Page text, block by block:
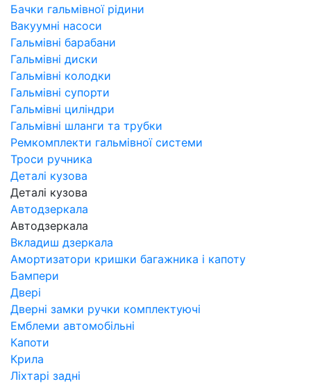
Бачки гальмівної рідини
Вакуумні насоси
Гальмівні барабани
Гальмівні диски
Гальмівні колодки
Гальмівні супорти
Гальмівні циліндри
Гальмівні шланги та трубки
Ремкомплекти гальмівної системи
Троси ручника
Деталі кузова
Деталі кузова
Автодзеркала
Автодзеркала
Вкладиш дзеркала
Амортизатори кришки багажника і капоту
Бампери
Двері
Дверні замки ручки комплектуючі
Емблеми автомобільні
Капоти
Крила
Ліхтарі задні